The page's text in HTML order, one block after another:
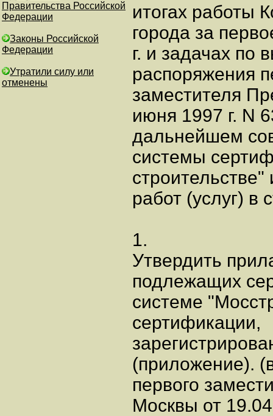
Правительства Российской
Федерации
Законы Российской
Федерации
Утратили силу или
отменены
итогах работы
города за
г. и задачах по
распоряжения
заместителя
июня 1997 г. N
дальнейшем
системы
работ (услуг) в
1.
Утвердить
подлежащих
системе
сертификации,
(приложение).
первого
Москвы от